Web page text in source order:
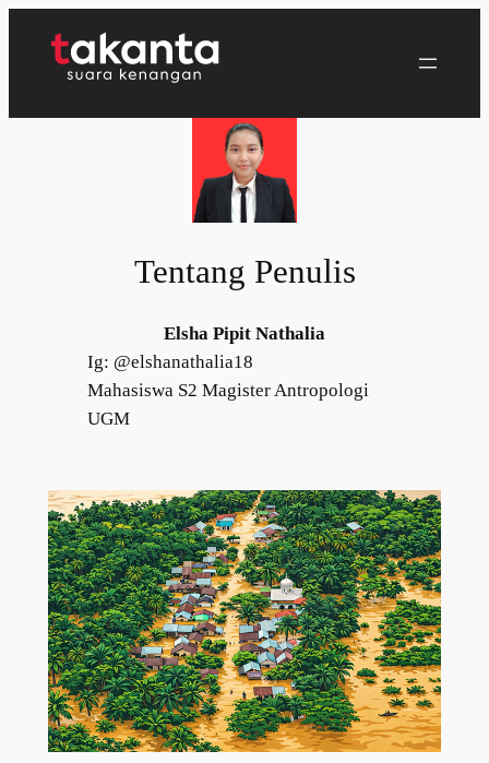
Tentang Penulis
Elsha Pipit Nathalia
Ig: @elshanathalia18
Mahasiswa S2 Magister Antropologi
UGM